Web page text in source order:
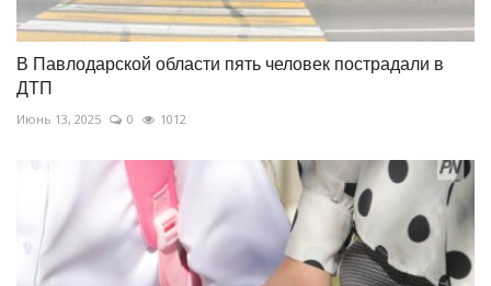
В Павлодарской области пять человек пострадали в
ДТП
Июнь 13, 2025 0 1012